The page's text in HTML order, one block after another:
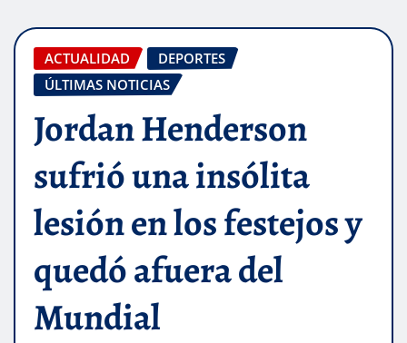
ACTUALIDAD
DEPORTES
ÚLTIMAS NOTICIAS
Jordan Henderson
sufrió una insólita
lesión en los festejos y
quedó afuera del
Mundial